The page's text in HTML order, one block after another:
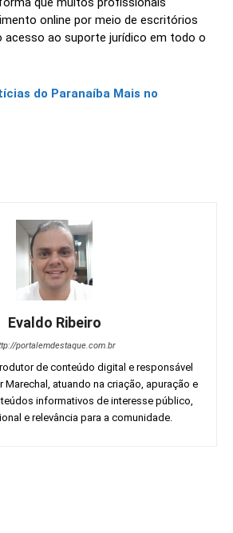
online por meio de escritórios
acesso ao suporte jurídico em todo o
do Paranaíba Mais no
Evaldo Ribeiro
portalemdestaque.com.br
de conteúdo digital e responsável
Marechal, atuando na criação, apuração e
informativos de interesse público,
e relevância para a comunidade.